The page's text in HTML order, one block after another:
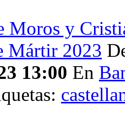
Moros y
Mártir 2023
13:00 En